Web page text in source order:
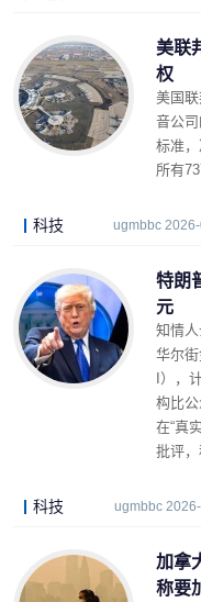
美联
权
美国
音公
标准
所有
科技 ugmbbc
特朗
元
知情
华尔
I），
构比
在“真
批评，
科技 ugmbbc
加拿
称要